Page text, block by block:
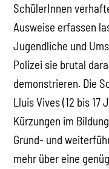
SchülerInnen
Ausweise erfassen
Jugendliche und
Polizei sie brutal
demonstrieren. Die
Lluis Vives (12 bis
Kürzungen im
Grund- und
mehr über eine